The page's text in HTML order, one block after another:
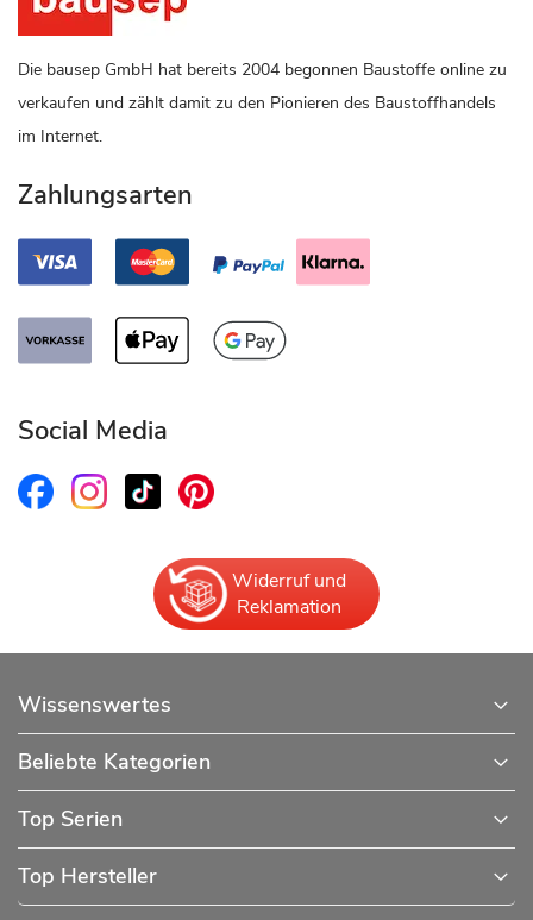
Die bausep GmbH hat bereits 2004 begonnen Baustoffe online zu
verkaufen und zählt damit zu den Pionieren des Baustoffhandels
im Internet.
Zahlungsarten
Social Media
Widerruf und
Reklamation
Wissenswertes
Beliebte Kategorien
Top Serien
Top Hersteller